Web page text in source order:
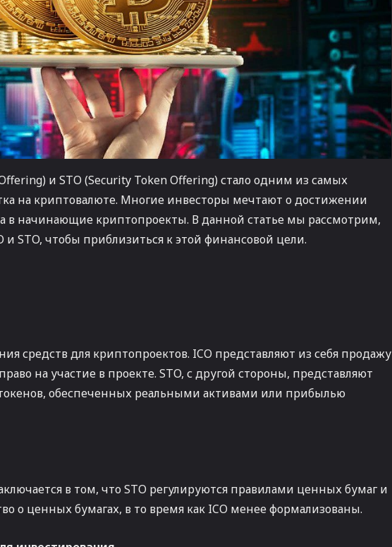
и STO (Security Token Offering) стало одним из самых
на криптовалюте. Многие инвесторы мечтают о достижении
в начинающие криптопроекты. В данной статье мы рассмотрим,
и STO, чтобы приблизиться к этой финансовой цели.
средств для криптопроектов. ICO представляют из себя продажу
на участие в проекте. STO, с другой стороны, представляют
обеспеченных реальными активами или прибылью
в том, что STO регулируются правилами ценных бумаг и
о ценных бумагах, в то время как ICO менее формализованы.